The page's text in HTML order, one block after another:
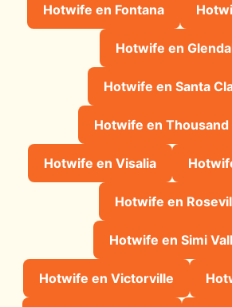
Hotwife en Fontana
Hotwife en
Hotwife en Santa
Hotwife en Thousand
Hotwife en Visalia
Hotwife en
Hotwife en Simi
Hotwife en Victorville